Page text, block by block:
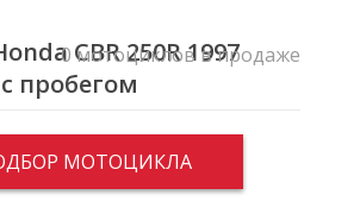
CBR 250R 1997
пробегом
МОТОЦИКЛА
0 мотоциклов в продаже